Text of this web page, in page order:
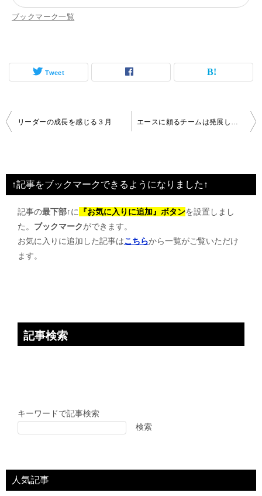
ブックマーク一覧
Tweet
投
ビ
ゲ
リーダーの成長を感じる３月
↑記事をブックマークできるようになりました↑
記事の最下部↑に 『お気に入りに追加』ボタンを設置しまし
た。 ブックマークができます。
お気に入りに追加した記事はこちらから一覧がご覧いただけ
ます。
記事検索
キーワードで記事検索
検索
人気記事